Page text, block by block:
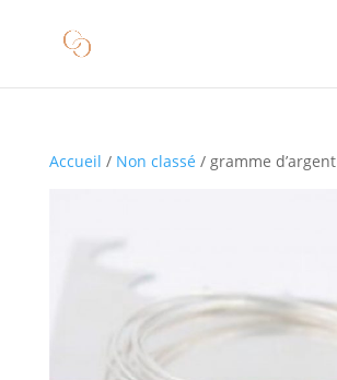
Accueil / Non classé / gramme d’argent